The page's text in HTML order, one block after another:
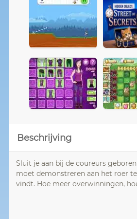
Beschrijving
Sluit je aan bij de coureurs
moet demonstreren aan het roer
vindt. Hoe meer overwinningen,